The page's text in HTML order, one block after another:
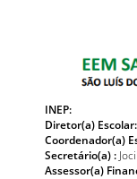
INEP:
Diretor(a) Escolar:
Coordenador(a)
Secretário(a) :
Assessor(a)